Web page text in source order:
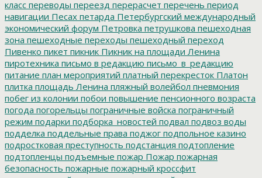
класс переводы переезд перерасчет перечень период
навигации Песах петарда Петербургский международный
экономический форум Петровка петрушкова пешеходная
зона пешеходные переходы пешеходный переход
Пивенко пикет пикник Пикник на площади Ленина
пиротехника письмо в редакцию письмо_в_редакцию
питание план мероприятий платный перекресток Платон
плитка площадь Ленина пляжный волейбол пневмония
побег из колонии побои повышение пенсионного возраста
погода погорельцы пограничные войска пограничный
режим подарки подборка_новостей подвал подвоз воды
подделка поддельные права поджог подпольное казино
подростковая преступность подстанция подтопление
подтопленцы подъемные пожар Пожар пожарная
безопасность пожарные пожарный кроссфит